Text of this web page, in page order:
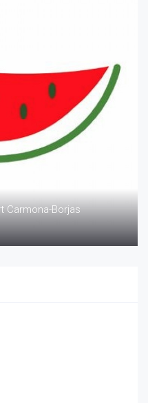
Carmona-Borjas